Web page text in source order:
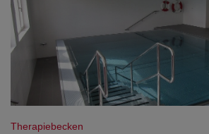
Therapiebecken